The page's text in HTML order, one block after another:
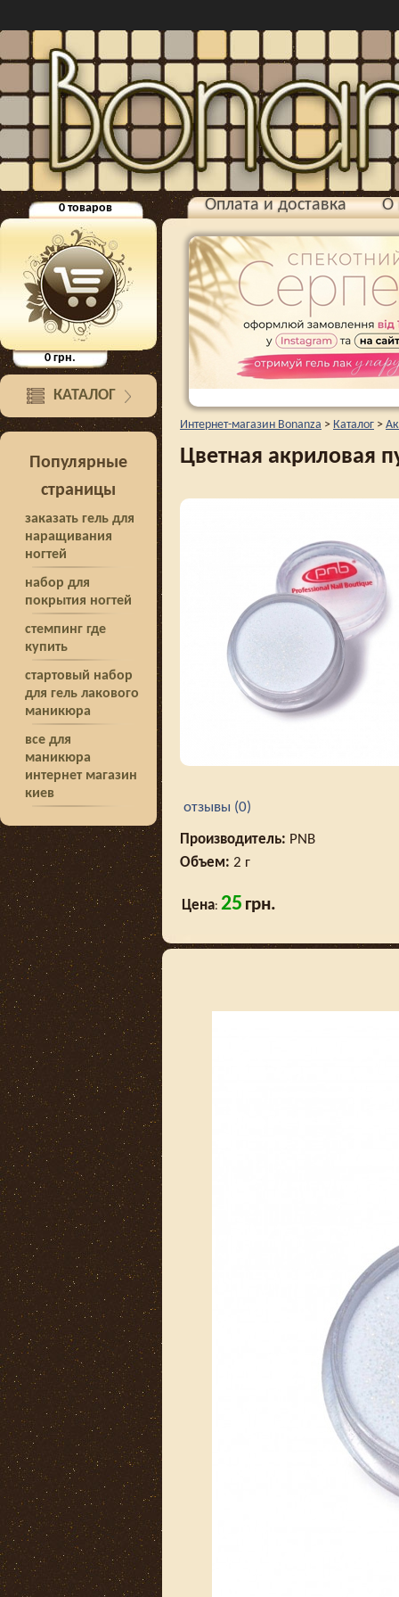
0товаров
0грн.
КАТАЛОГ
Популярные
страницы
заказать гель для
наращивания
ногтей
набор для
покрытия ногтей
стемпинг где
купить
стартовый набор
для гель лакового
маникюра
все для
маникюра
интернет магазин
киев
Оплата и доставка О
Интернет-магазин Bonanza > Каталог >
Цветная акриловая
отзывы (0)
Производитель: PNB
Объем: 2 г
Цена: 25 грн.